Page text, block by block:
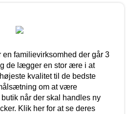
en familievirksomhed der går 3
de lægger en stor ære i at
kvalitet til de bedste
om at være
når der skal handles ny
Klik her for at se deres